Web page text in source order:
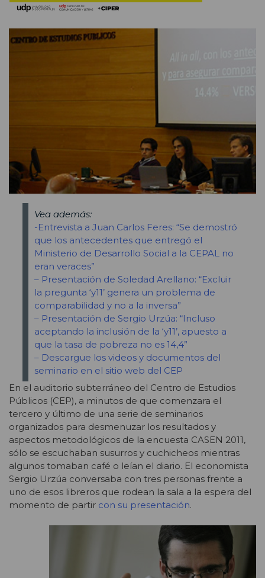
Vea además:
-Entrevista a Juan Carlos Feres: “Se demostró
que los antecedentes que entregó el
Ministerio de Desarrollo Social a la CEPAL no
eran veraces”
– Presentación de Soledad Arellano: “Excluir
la pregunta ‘y11’ genera un problema de
comparabilidad y no a la inversa”
– Presentación de Sergio Urzúa: “Incluso
aceptando la inclusión de la ‘y11’, apuesto a
que la tasa de pobreza no es 14,4”
– Descargue los videos y documentos del
seminario en el sitio web del CEP
En el auditorio subterráneo del Centro de Estudios
Públicos (CEP), a minutos de que comenzara el
tercero y último de una serie de seminarios
organizados para desmenuzar los resultados y
aspectos metodológicos de la encuesta CASEN 2011,
sólo se escuchaban susurros y cuchicheos mientras
algunos tomaban café o leían el diario. El economista
Sergio Urzúa conversaba con tres personas frente a
uno de esos libreros que rodean la sala a la espera del
momento de partir con su presentación.